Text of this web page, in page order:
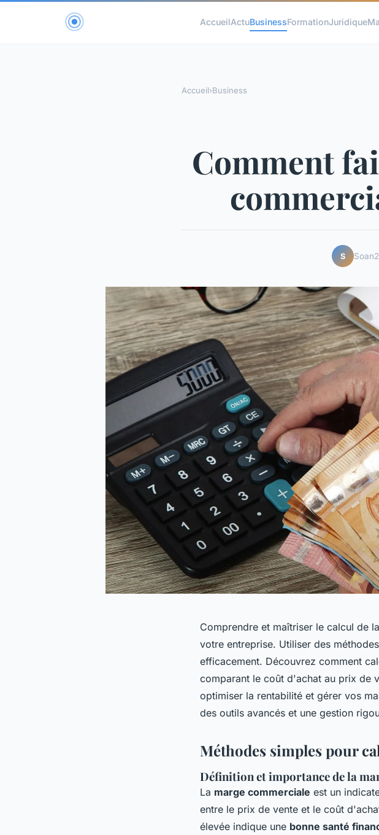
AccueilActuBusinessFormationJuridique
Accueil›Business
Comment
S Soan
Comprendre et maîtriser le calcul de
votre entreprise. Utiliser des
efficacement. Découvrez comment
comparant le coût d'achat au prix de
optimiser la rentabilité et gérer vos
des outils avancés et une gestion
Méthodes simples pour
Définition et importance de la
La marge commerciale est un
entre le prix de vente et le coût
élevée indique une bonne santé